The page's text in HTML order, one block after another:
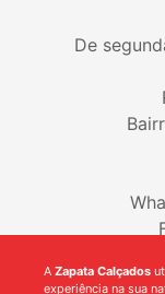
De
A Zapata Calçados
experiência na sua